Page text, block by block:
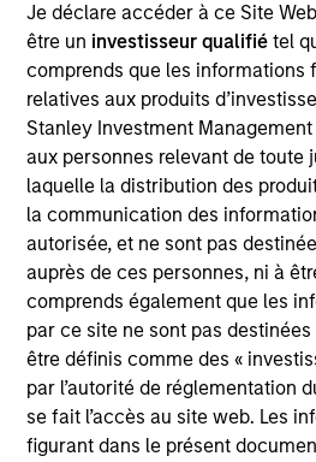
Je déclare accéder à ce Site
être un investisseur qualifiétel
comprends que les informations
relatives aux produits
Stanley Investment
aux personnes relevant de toute
laquelle la distribution des
la communication des
autorisée, et ne sont pas
auprès de ces personnes, ni à
comprends également que les
par ce site ne sont pas
être définis comme des «
par l’autorité de réglementation
se fait l’accès au site web. Les
figurant dans le présent
Strategic
A leading developer of consumer
children specifically focused on
educational content through its
View Site
Investment Team
Morgan Stanley Expansion